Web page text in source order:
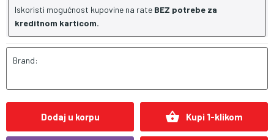
Iskoristi mogućnost kupovine na rate BEZ potrebe za
kreditnom karticom.
Brand:
Dodaj u korpu shopping_basket Kupi 1-klikom